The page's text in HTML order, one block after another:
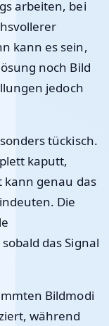
arbeiten, bei
kann es sein,
noch Bild
jedoch
tückisch.
kaputt,
kann genau das
Die
das Signal
Bildmodi
während